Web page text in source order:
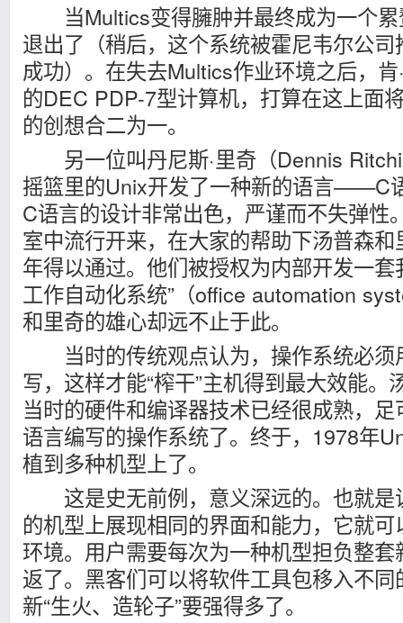
当Multics变得臃肿并最终成为一个累
退出了（稍后，这个系统被霍尼韦尔公
成功）。在失去Multics作业环境之后，
的DEC PDP-7型计算机，打算在这上面
的创想合二为一。
另一位叫丹尼斯·里奇（Dennis
摇篮里的Unix开发了一种新的语言——C
C语言的设计非常出色，严谨而不失弹性
室中流行开来，在大家的帮助下汤普森
年得以通过。他们被授权为内部开发一
工作自动化系统”（office automation
和里奇的雄心却远不止于此。
当时的传统观点认为，操作系统必须
写，这样才能“榨干”主机得到最大效能。
当时的硬件和编译器技术已经很成熟，
语言编写的操作系统了。终于，1978年
植到多种机型上了。
这是史无前例，意义深远的。也就是
的机型上展现相同的界面和能力，它就
环境。用户需要每次为一种机型担负整
返了。黑客们可以将软件工具包移入不
新“生火、造轮子”要强得多了。